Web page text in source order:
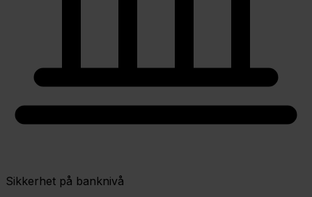
Sikkerhet på banknivå